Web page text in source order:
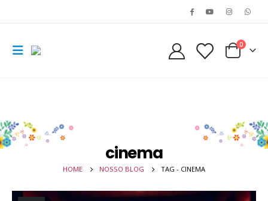
0
cinema
HOME NOSSO BLOG TAG - CINEMA